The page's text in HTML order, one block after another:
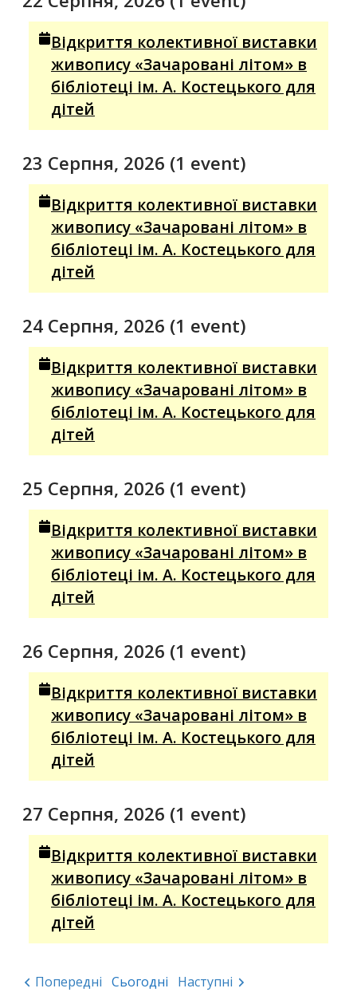
Відкриття колективної виставки
живопису «Зачаровані літом» в
бібліотеці ім. А. Костецького для
дітей
23 Серпня, 2026 (1 event)
Відкриття колективної виставки
живопису «Зачаровані літом» в
бібліотеці ім. А. Костецького для
дітей
24 Серпня, 2026 (1 event)
Відкриття колективної виставки
живопису «Зачаровані літом» в
бібліотеці ім. А. Костецького для
дітей
25 Серпня, 2026 (1 event)
Відкриття колективної виставки
живопису «Зачаровані літом» в
бібліотеці ім. А. Костецького для
дітей
26 Серпня, 2026 (1 event)
Відкриття колективної виставки
живопису «Зачаровані літом» в
бібліотеці ім. А. Костецького для
дітей
27 Серпня, 2026 (1 event)
Відкриття колективної виставки
живопису «Зачаровані літом» в
бібліотеці ім. А. Костецького для
дітей
Попередні Сьогодні Наступні